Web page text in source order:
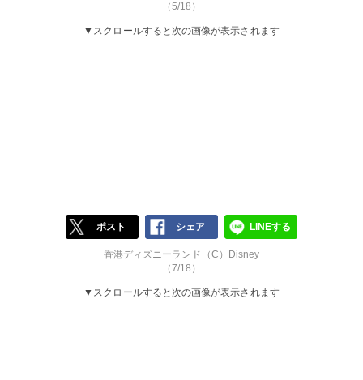
（5/18）
▼スクロールすると次の画像が表示されます
ポスト シェア LINEする
香港ディズニーランド（C）Disney
（7/18）
▼スクロールすると次の画像が表示されます